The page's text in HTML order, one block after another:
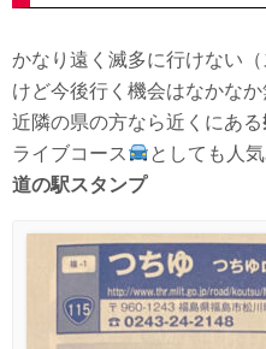
かなり遠く滅多に行けない
けど今後行く機会はなかな
近隣の県の方なら近くにある
ライブコース
としても人
道の駅スタンプ